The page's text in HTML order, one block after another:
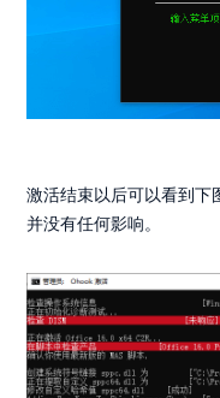
激活结束以后可以看到下
并没有任何影响。